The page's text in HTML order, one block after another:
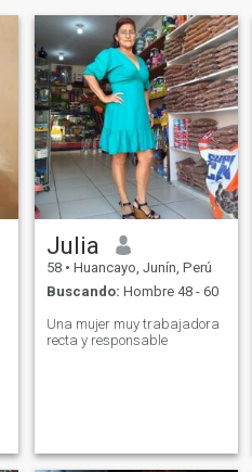
Julia
58 • Huancayo, Junín, Perú
Buscando: Hombre 48 - 60
Una mujer muy trabajadora
recta y responsable